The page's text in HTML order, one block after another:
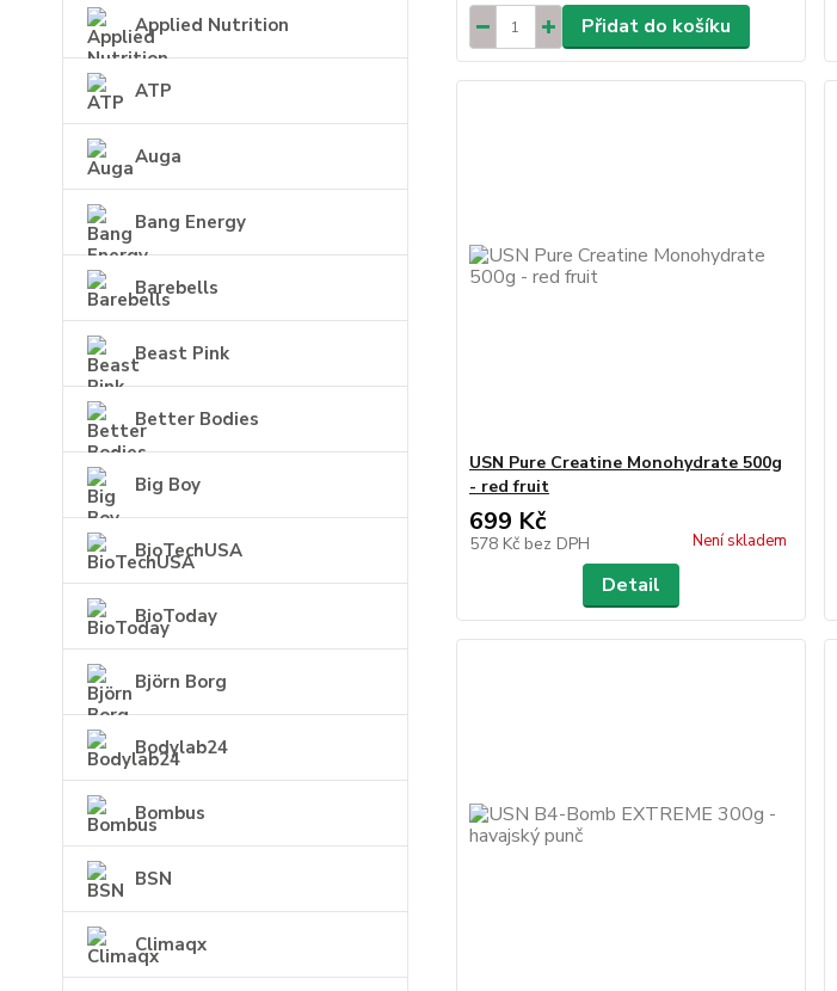
Applied Nutrition
ATP
Auga
Bang Energy
Barebells
Beast Pink
Better Bodies
Big Boy
BioTechUSA
BioToday
Björn Borg
Bodylab24
Bombus
BSN
Climaqx
Přidat do košíku
USN Pure Creatine Monohydrate 500g
- red fruit
699 Kč
578 Kč bez DPH Není skladem
Detail